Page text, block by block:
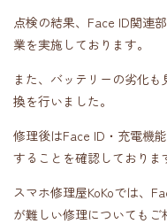
点検の結果、Face ID関連
業を実施しております。
また、バッテリーの劣化
換を行いました。
修理後はFace ID・充電機
することを確認しておりま
スマホ修理屋KoKoでは、
が難しい修理についてもご